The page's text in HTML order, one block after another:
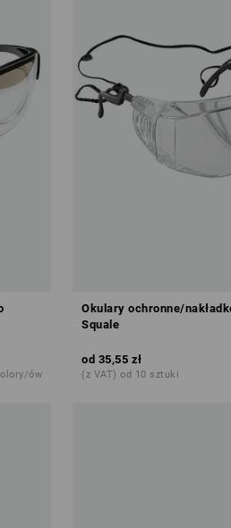
ów
Okulary ochronne/
Squale
od 35,55 zł
(z VAT) od 10 sztuki